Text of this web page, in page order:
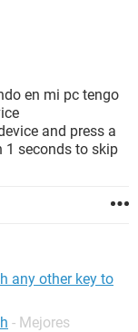
en mi pc tengo
and press a
1 seconds to skip
any other key to
- Mejores